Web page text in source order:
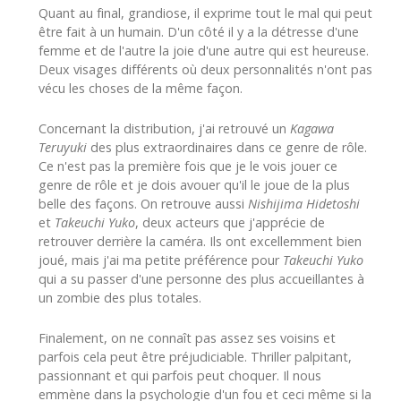
Quant au final, grandiose, il exprime tout le mal qui peut
être fait à un humain. D'un côté il y a la détresse d'une
femme et de l'autre la joie d'une autre qui est heureuse.
Deux visages différents où deux personnalités n'ont pas
vécu les choses de la même façon.
Concernant la distribution, j'ai retrouvé un Kagawa
Teruyuki des plus extraordinaires dans ce genre de rôle.
Ce n'est pas la première fois que je le vois jouer ce
genre de rôle et je dois avouer qu'il le joue de la plus
belle des façons. On retrouve aussi Nishijima Hidetoshi
et Takeuchi Yuko, deux acteurs que j'apprécie de
retrouver derrière la caméra. Ils ont excellemment bien
joué, mais j'ai ma petite préférence pour Takeuchi Yuko
qui a su passer d'une personne des plus accueillantes à
un zombie des plus totales.
Finalement, on ne connaît pas assez ses voisins et
parfois cela peut être préjudiciable. Thriller palpitant,
passionnant et qui parfois peut choquer. Il nous
emmène dans la psychologie d'un fou et ceci même si la